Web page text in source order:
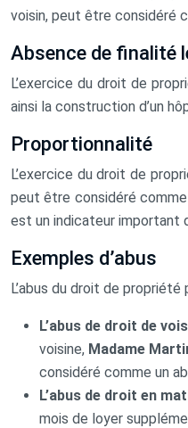
voisin, peut être considéré
Absence de finalité
L’exercice du droit de
ainsi la construction d’un
Proportionnalité
L’exercice du droit de
peut être considéré
est un indicateur important
Exemples d’abus
L’abus du droit de
L’abus de droit de
voisine, Madame
considéré comme un
L’abus de droit en
mois de loyer